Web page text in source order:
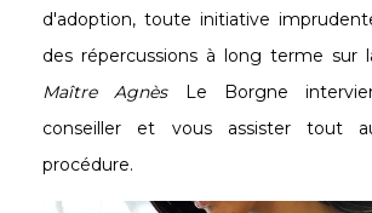
d'adoption, toute initiative
des répercussions à long terme sur
Maître AgnèsLe Borgne
conseiller et vous assister tout
procédure.